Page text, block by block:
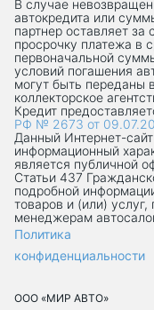
В случае
автокредита или
партнер оставляет за
просрочку платежа в
первоначальной
условий погашения
могут быть переданы
коллекторское
Кредит
РФ № 2673 от
Данный Интернет-
информационный
является публичной
Статьи 437
подробной
товаров и (или)
менеджерам
Политика
конфиденциальности
ООО «МИР АВТО»